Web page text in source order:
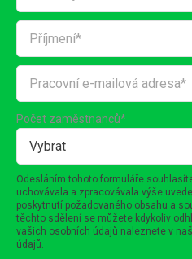
Počet zaměstnanců*
Odesláním tohoto formuláře
uchovávala a zpracovávala výše
poskytnutí požadovaného obsahu a
těchto sdělení se můžete kdykoliv
vašich osobních údajů naleznete v
údajů.